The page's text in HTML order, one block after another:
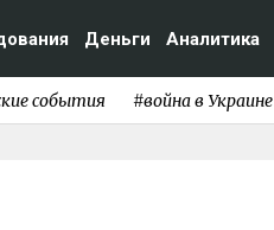
Деньги Аналитика
события #война в Украине